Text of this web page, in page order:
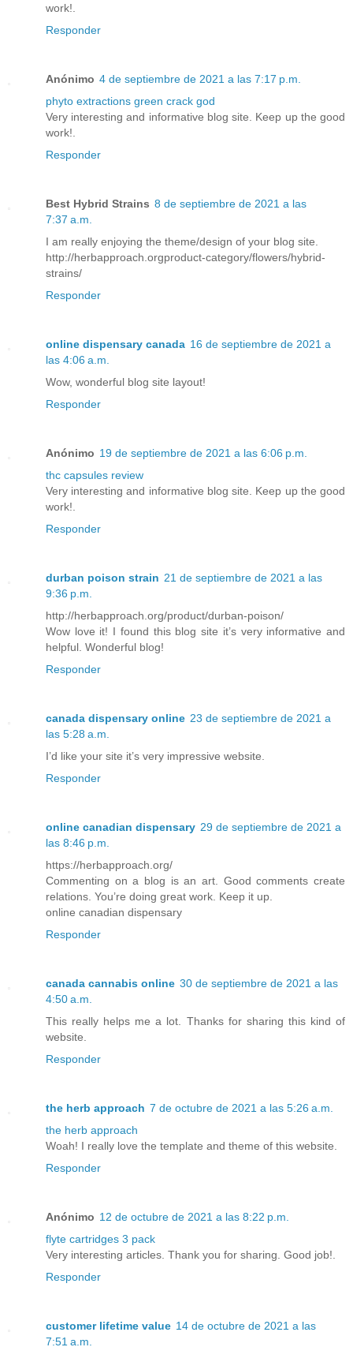
work!.
Responder
Anónimo 4 de septiembre de 2021 a las 7:17 p.m.
phyto extractions green crack god
Very interesting and informative blog site. Keep up the good
work!.
Responder
Best Hybrid Strains 8 de septiembre de 2021 a las
7:37 a.m.
I am really enjoying the theme/design of your blog site.
http://herbapproach.orgproduct-category/flowers/hybrid-
strains/
Responder
online dispensary canada 16 de septiembre de 2021 a
las 4:06 a.m.
Wow, wonderful blog site layout!
Responder
Anónimo 19 de septiembre de 2021 a las 6:06 p.m.
thc capsules review
Very interesting and informative blog site. Keep up the good
work!.
Responder
durban poison strain 21 de septiembre de 2021 a las
9:36 p.m.
http://herbapproach.org/product/durban-poison/
Wow love it! I found this blog site it’s very informative and
helpful. Wonderful blog!
Responder
canada dispensary online 23 de septiembre de 2021 a
las 5:28 a.m.
I’d like your site it’s very impressive website.
Responder
online canadian dispensary 29 de septiembre de 2021 a
las 8:46 p.m.
https://herbapproach.org/
Commenting on a blog is an art. Good comments create
relations. You’re doing great work. Keep it up.
online canadian dispensary
Responder
canada cannabis online 30 de septiembre de 2021 a las
4:50 a.m.
This really helps me a lot. Thanks for sharing this kind of
website.
Responder
the herb approach 7 de octubre de 2021 a las 5:26 a.m.
the herb approach
Woah! I really love the template and theme of this website.
Responder
Anónimo 12 de octubre de 2021 a las 8:22 p.m.
flyte cartridges 3 pack
Very interesting articles. Thank you for sharing. Good job!.
Responder
customer lifetime value 14 de octubre de 2021 a las
7:51 a.m.